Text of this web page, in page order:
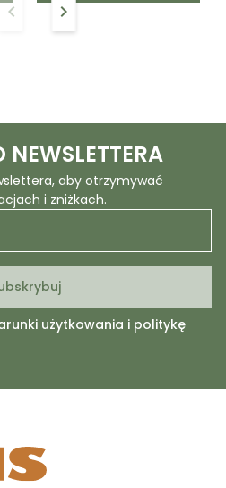
Poprzedni
keyboard_arrow_left Następny
keyboard_arrow_right
NEWSLETTERA
aby otrzymywać
i zniżkach.
użytkowania i politykę